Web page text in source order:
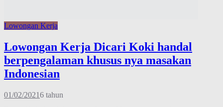
Lowongan Kerja
Lowongan Kerja Dicari Koki handal
berpengalaman khusus nya masakan
Indonesian
01/02/20216 tahun